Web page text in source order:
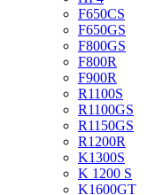
F650CS
F650GS
F800GS
F800R
F900R
R1100S
R1100GS
R1150GS
R1200R
K1300S
K 1200 S
K1600GT